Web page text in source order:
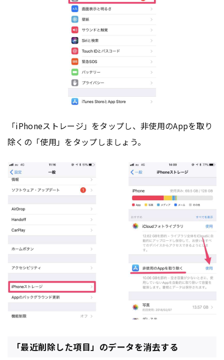
「iPhoneストレージ」をタップし、非使用のAppを取り
除くの「使用」をタップしましょう。
「最近削除した項目」のデータを消去する